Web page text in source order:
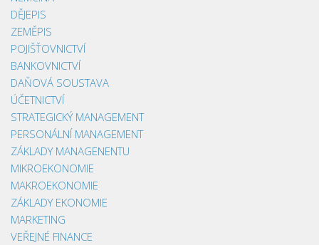
DĚJEPIS
ZEMĚPIS
POJIŠŤOVNICTVÍ
BANKOVNICTVÍ
DAŇOVÁ SOUSTAVA
ÚČETNICTVÍ
STRATEGICKÝ MANAGEMENT
PERSONÁLNÍ MANAGEMENT
ZÁKLADY MANAGENENTU
MIKROEKONOMIE
MAKROEKONOMIE
ZÁKLADY EKONOMIE
MARKETING
VEŘEJNÉ FINANCE